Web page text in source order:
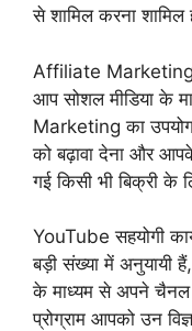
से शामिल करना शामिल
Affiliate Marketing:
आप सोशल मीडिया के
Marketing का
को बढ़ावा देना और
गई किसी भी बिक्री के
YouTube सहयोगी
बड़ी संख्या में अनुयायी
के माध्यम से अपने
प्रोग्राम आपको उन